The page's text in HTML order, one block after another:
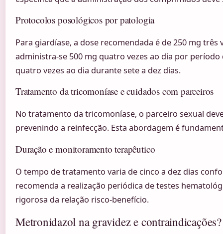
Protocolos posológicos por patologia
Para giardíase, a dose recomendada é de 250 mg
administra-se 500 mg quatro vezes ao dia por período
quatro vezes ao dia durante sete a dez dias.
Tratamento da tricomoníase e cuidados com parceiros
No tratamento da tricomoníase, o parceiro sexual
prevenindo a reinfecção. Esta abordagem é
Duração e monitoramento terapêutico
O tempo de tratamento varia de cinco a dez dias
recomenda a realização periódica de testes
rigorosa da relação risco-benefício.
Metronidazol na gravidez e contraindicações?